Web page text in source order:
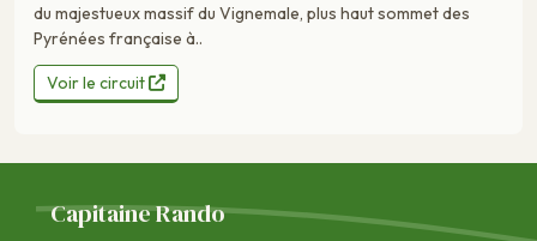
du majestueux massif du Vignemale, plus haut sommet des
Pyrénées française à..
Voir le circuit
Capitaine Rando